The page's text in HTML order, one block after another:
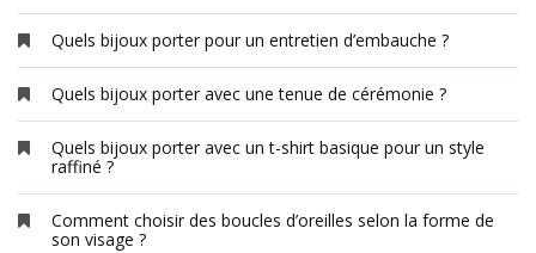
Quels bijoux porter pour un entretien d’embauche ?
Quels bijoux porter avec une tenue de cérémonie ?
Quels bijoux porter avec un t-shirt basique pour un style
raffiné ?
Comment choisir des boucles d’oreilles selon la forme de
son visage ?